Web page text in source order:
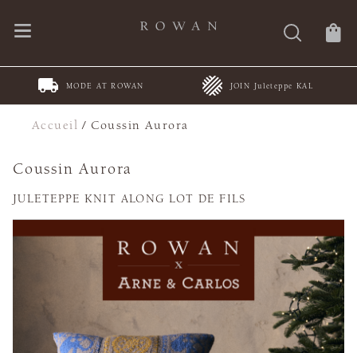
MODE AT ROWAN JOIN Juleteppe KAL
Accueil /Coussin Aurora
Coussin Aurora
JULETEPPE KNIT ALONG LOT DE FILS